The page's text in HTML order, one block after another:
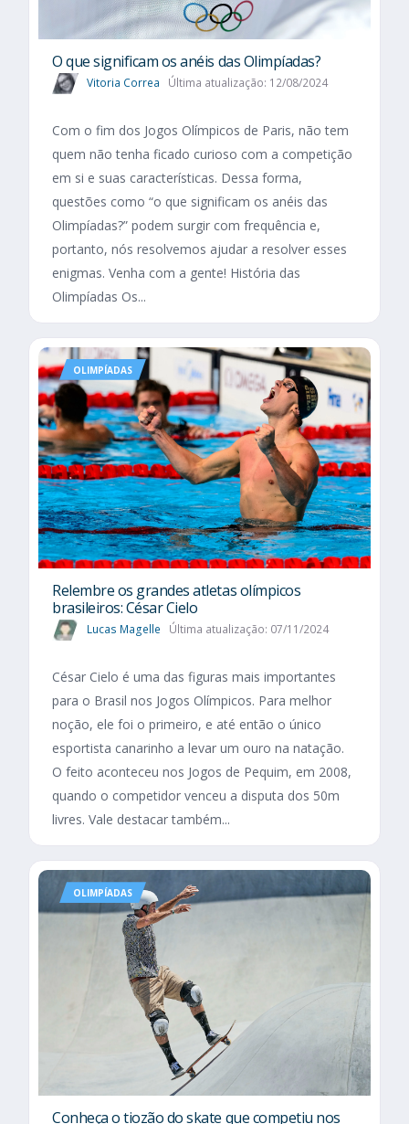
O que significam os anéis das Olimpíadas?
Vitoria Correa Última atualização: 12/08/2024
Com o fim dos Jogos Olímpicos de Paris, não tem
quem não tenha ficado curioso com a competição
em si e suas características. Dessa forma,
questões como “o que significam os anéis das
Olimpíadas?” podem surgir com frequência e,
portanto, nós resolvemos ajudar a resolver esses
enigmas. Venha com a gente! História das
Olimpíadas Os...
OLIMPÍADAS
Relembre os grandes atletas olímpicos
brasileiros: César Cielo
Lucas Magelle Última atualização: 07/11/2024
César Cielo é uma das figuras mais importantes
para o Brasil nos Jogos Olímpicos. Para melhor
noção, ele foi o primeiro, e até então o único
esportista canarinho a levar um ouro na natação.
O feito aconteceu nos Jogos de Pequim, em 2008,
quando o competidor venceu a disputa dos 50m
livres. Vale destacar também...
OLIMPÍADAS
Conheça o tiozão do skate que competiu nos